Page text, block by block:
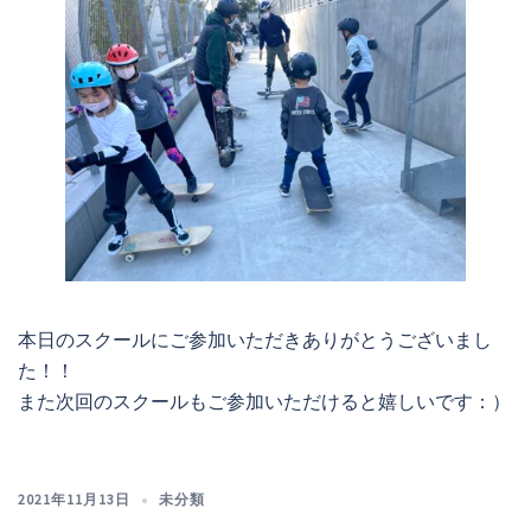
本日のスクールにご参加いただきありがとうございまし
た！！
また次回のスクールもご参加いただけると嬉しいです：）
2021年11月13日 未分類